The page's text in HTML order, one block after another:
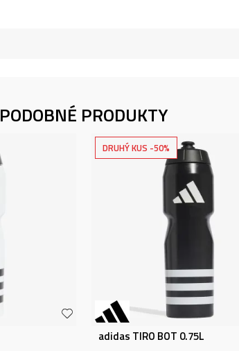
PODOBNÉ PRODUKTY
DRUHÝ KUS -50%
adidas TIRO BOT 0.75L